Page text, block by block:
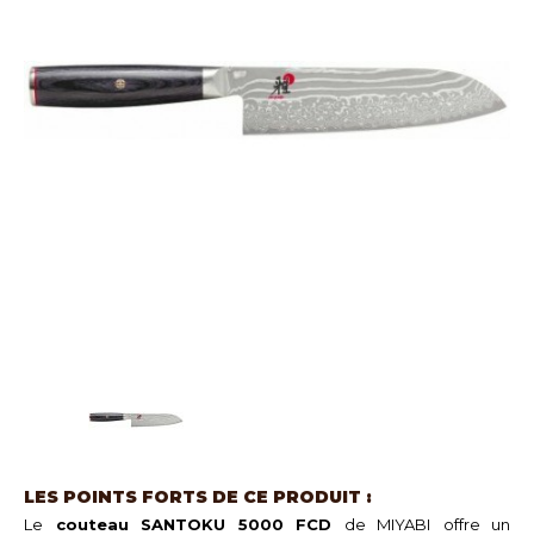
LES POINTS FORTS DE CE PRODUIT :
Le couteau SANTOKU 5000 FCD de MIYABI
offre un